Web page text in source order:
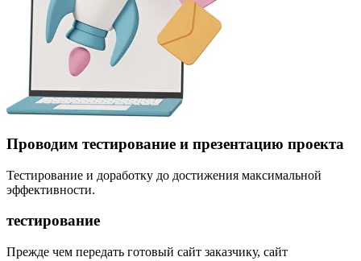
Проводим тестирование и презентацию проекта
Тестирование и доработку до достижения максимальной
эффективности.
тестирование
Прежде чем передать готовый сайт заказчику, сайт